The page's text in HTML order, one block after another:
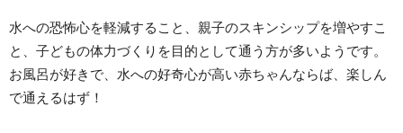
水への恐怖心を軽減すること、親子のスキンシップを増やすこ
と、子どもの体力づくりを目的として通う方が多いようです。
お風呂が好きで、水への好奇心が高い赤ちゃんならば、楽しん
で通えるはず！